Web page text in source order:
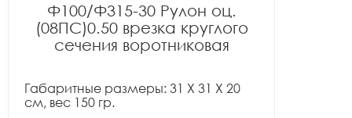
Ф100/Ф315-30 Рулон оц.
(08ПС)0.50 врезка круглого
сечения воротниковая
Габаритные размеры: 31 X 31 X 20
см, вес 150 гр.